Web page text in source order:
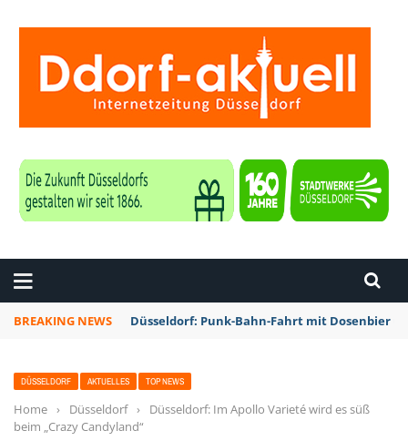
BREAKING NEWS Düsseldorf: Rheinbahn testet Technik zur
DÜSSELDORF AKTUELLES TOP NEWS
Home › Düsseldorf ›
Düsseldorf: Im Apollo Varieté wird es süß
beim „Crazy Candyland“